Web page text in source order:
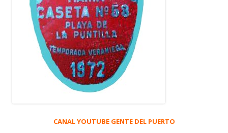
CANAL YOUTUBE GENTE DEL PUERTO